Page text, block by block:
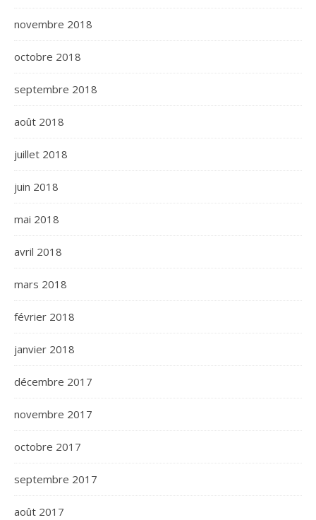
novembre 2018
octobre 2018
septembre 2018
août 2018
juillet 2018
juin 2018
mai 2018
avril 2018
mars 2018
février 2018
janvier 2018
décembre 2017
novembre 2017
octobre 2017
septembre 2017
août 2017